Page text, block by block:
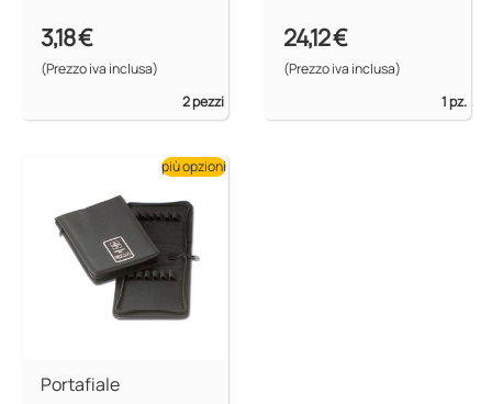
3,18 €
(Prezzo iva inclusa)
2 pezzi
24,12 €
(Prezzo iva inclusa)
1 pz.
Portafiale
più opzioni